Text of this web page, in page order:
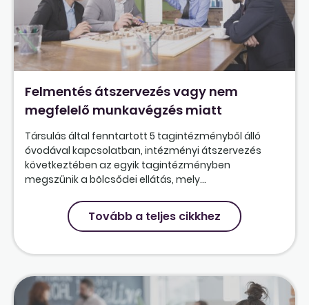
Felmentés átszervezés vagy nem
megfelelő munkavégzés miatt
Társulás által fenntartott 5 tagintézményből álló
óvodával kapcsolatban, intézményi átszervezés
következtében az egyik tagintézményben
megszűnik a bölcsődei ellátás, mely...
Tovább a teljes cikkhez